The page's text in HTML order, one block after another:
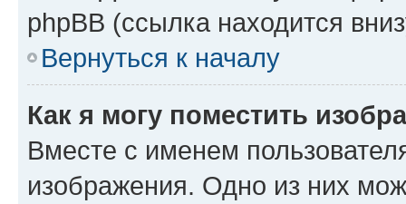
phpBB (ссылка находится
Вернуться к началу
Как я могу поместить
Вместе с именем
изображения. Одно из них